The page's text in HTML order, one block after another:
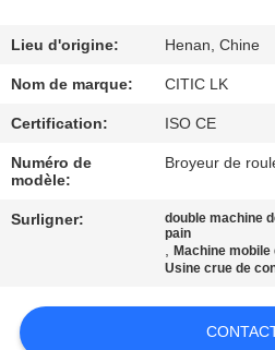
CONTRÔLE
DE
QUALITÉ
CONTACTEZ-
NOUVELLES
Lieu d'origine: Henan, Chine
Nom de marque: CITIC LK
Certification: ISO CE
Numéro de
modèle:
Broyeur de
Surligner:
double machine
pain
,Machine
Usine crue de